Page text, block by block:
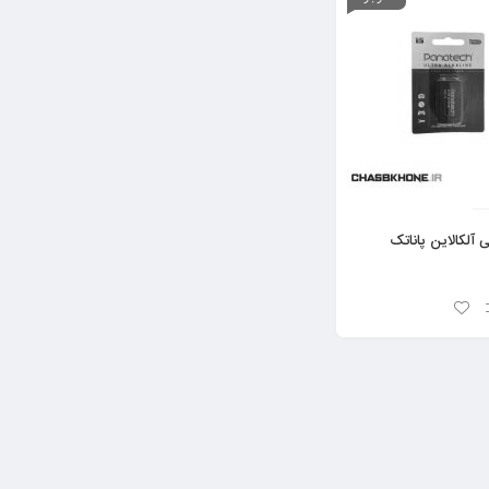
آلکالاین پاناتک